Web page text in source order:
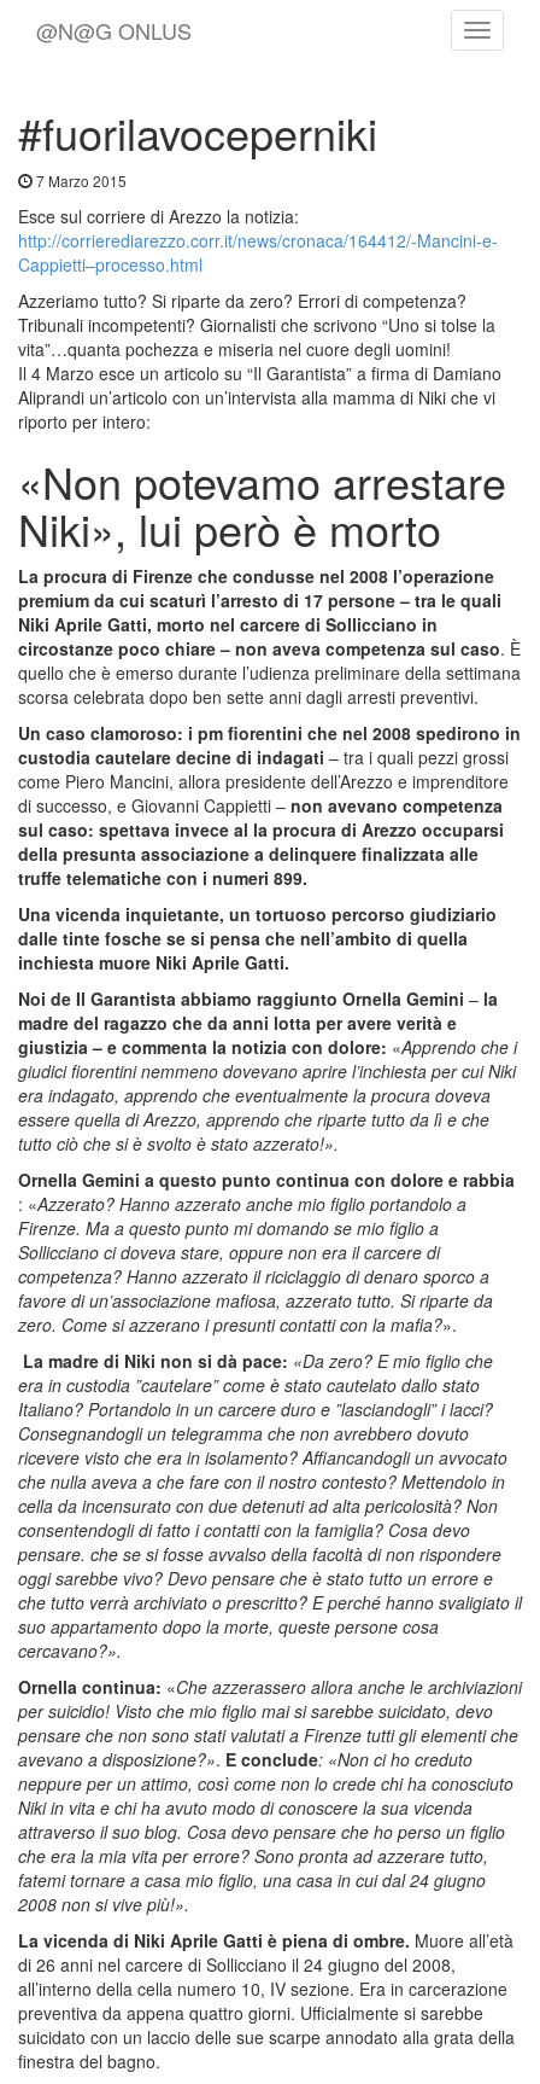
Toggle
@N@G ONLUS
#fuorilavoceperniki
7 Marzo 2015
Esce sul corriere di Arezzo la notizia:
http://corrierediarezzo.corr.it/news/cronaca/164412/-Mancini-e-
Cappietti–processo.html
Azzeriamo tutto? Si riparte da zero? Errori di competenza?
Tribunali incompetenti? Giornalisti che scrivono “Uno si tolse la
vita”…quanta pochezza e miseria nel cuore degli uomini!
Il 4 Marzo esce un articolo su “Il Garantista” a firma di Damiano
Aliprandi un’articolo con un’intervista alla mamma di Niki che vi
riporto per intero:
«Non potevamo arrestare
Niki», lui però è morto
La procura di Firenze che condusse nel 2008 l’operazione
premium da cui scaturì l’arresto di 17 persone – tra le quali
Niki Aprile Gatti, morto nel carcere di Sollicciano in
circostanze poco chiare – non aveva competenza sul caso. È
quello che è emerso durante l’udienza preliminare della settimana
scorsa celebrata dopo ben sette anni dagli arresti preventivi.
Un caso clamoroso: i pm fiorentini che nel 2008 spedirono in
custodia cautelare decine di indagati – tra i quali pezzi grossi
come Piero Mancini, allora presidente dell’Arezzo e imprenditore
di successo, e Giovanni Cappietti – non avevano competenza
sul caso: spettava invece al la procura di Arezzo occuparsi
della presunta associazione a delinquere finalizzata alle
truffe telematiche con i numeri 899.
Una vicenda inquietante, un tortuoso percorso giudiziario
dalle tinte fosche se si pensa che nell’ambito di quella
inchiesta muore Niki Aprile Gatti.
Noi de Il Garantista abbiamo raggiunto Ornella Gemini – la
madre del ragazzo che da anni lotta per avere verità e
giustizia – e commenta la notizia con dolore: «Apprendo che i
giudici fiorentini nemmeno dovevano aprire l’inchiesta per cui Niki
era indagato, apprendo che eventualmente la procura doveva
essere quella di Arezzo, apprendo che riparte tutto da lì e che
tutto ciò che si è svolto è stato azzerato!».
Ornella Gemini a questo punto continua con dolore e rabbia
: «Azzerato? Hanno azzerato anche mio figlio portandolo a
Firenze. Ma a questo punto mi domando se mio figlio a
Sollicciano ci doveva stare, oppure non era il carcere di
competenza? Hanno azzerato il riciclaggio di denaro sporco a
favore di un’associazione mafiosa, azzerato tutto. Si riparte da
zero. Come si azzerano i presunti contatti con la mafia?».
La madre di Niki non si dà pace: «Da zero? E mio figlio che
era in custodia ”cautelare” come è stato cautelato dallo stato
Italiano? Portandolo in un carcere duro e ”lasciandogli” i lacci?
Consegnandogli un telegramma che non avrebbero dovuto
ricevere visto che era in isolamento? Affiancandogli un avvocato
che nulla aveva a che fare con il nostro contesto? Mettendolo in
cella da incensurato con due detenuti ad alta pericolosità? Non
consentendogli di fatto i contatti con la famiglia? Cosa devo
pensare. che se si fosse avvalso della facoltà di non rispondere
oggi sarebbe vivo? Devo pensare che è stato tutto un errore e
che tutto verrà archiviato o prescritto? E perché hanno svaligiato il
suo appartamento dopo la morte, queste persone cosa
cercavano?».
Ornella continua: «Che azzerassero allora anche le archiviazioni
per suicidio! Visto che mio figlio mai si sarebbe suicidato, devo
pensare che non sono stati valutati a Firenze tutti gli elementi che
avevano a disposizione?». E conclude: «Non ci ho creduto
neppure per un attimo, così come non lo crede chi ha conosciuto
Niki in vita e chi ha avuto modo di conoscere la sua vicenda
attraverso il suo blog. Cosa devo pensare che ho perso un figlio
che era la mia vita per errore? Sono pronta ad azzerare tutto,
fatemi tornare a casa mio figlio, una casa in cui dal 24 giugno
2008 non si vive più!».
La vicenda di Niki Aprile Gatti è piena di ombre. Muore all’età
di 26 anni nel carcere di Sollicciano il 24 giugno del 2008,
all’interno della cella numero 10, IV sezione. Era in carcerazione
preventiva da appena quattro giorni. Ufficialmente si sarebbe
suicidato con un laccio delle sue scarpe annodato alla grata della
finestra del bagno.